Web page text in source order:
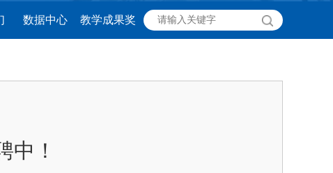
数据中心 教学成果奖
中！